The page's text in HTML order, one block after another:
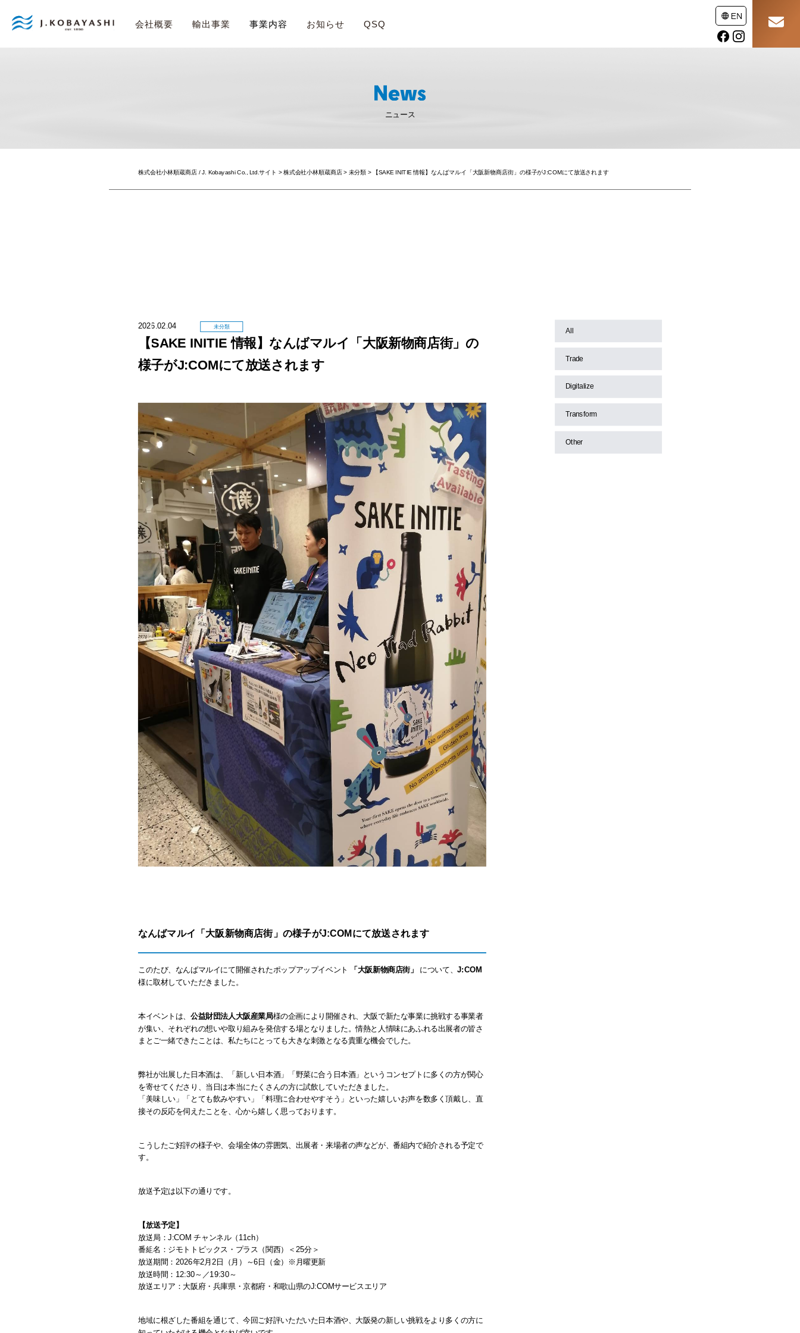
会社概要 輸出事業 事業内容 お知らせ QSQ
ニュース
株式会社小林順蔵商店 / J. Kobayashi Co., Ltd.サイト >株式会社小林順蔵商店> 未分類 > 【SAKE INITIE 情報】なんばマルイ「大阪新物商店街」の様子がJ:COMにて放送されます
2026.02.04 未分類
【SAKE INITIE 情報】なんばマルイ「大阪新物商店街」の
様子がJ:COMにて放送されます
なんばマルイ「大阪新物商店街」の様子がJ:COMにて放送されます
このたび、なんばマルイにて開催されたポップアップイベント 「大阪新物商店街」 について、J:COM
様に取材していただきました。
本イベントは、公益財団法人大阪産業局様の企画により開催され、大阪で新たな事業に挑戦する事業者
が集い、それぞれの想いや取り組みを発信する場となりました。情熱と人情味にあふれる出展者の皆さ
まとご一緒できたことは、私たちにとっても大きな刺激となる貴重な機会でした。
弊社が出展した日本酒は、「新しい日本酒」「野菜に合う日本酒」というコンセプトに多くの方が関心
を寄せてくださり、当日は本当にたくさんの方に試飲していただきました。
「美味しい」「とても飲みやすい」「料理に合わせやすそう」といった嬉しいお声を数多く頂戴し、直
接その反応を伺えたことを、心から嬉しく思っております。
こうしたご好評の様子や、会場全体の雰囲気、出展者・来場者の声などが、番組内で紹介される予定で
す。
放送予定は以下の通りです。
【放送予定】
放送局：J:COM チャンネル（11ch）
番組名：ジモトトピックス・プラス（関西）＜25分＞
放送期間：2026年2月2日（月）～6日（金）※月曜更新
放送時間：12:30～／19:30～
放送エリア：大阪府・兵庫県・京都府・和歌山県のJ:COMサービスエリア
地域に根ざした番組を通じて、今回ご好評いただいた日本酒や、大阪発の新しい挑戦をより多くの方に
All
Trade
Digitalize
Transform
Other